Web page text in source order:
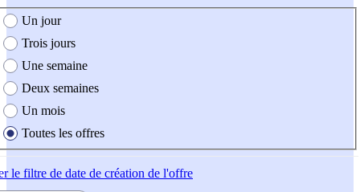
création de l'offre
Un jour
Trois jours
Une semaine
Deux semaines
Un mois
Toutes les offres
le filtre de date de création de l'offre